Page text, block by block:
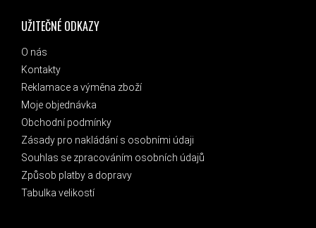
UŽITEČNÉ ODKAZY
O nás
Kontakty
Reklamace a výměna zboží
Moje objednávka
Obchodní podmínky
Zásady pro nakládání s osobními údaji
Souhlas se zpracováním osobních údajů
Způsob platby a dopravy
Tabulka velikostí